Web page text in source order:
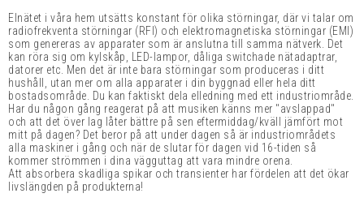
Elnätet i våra hem utsätts konstant för olika störningar, där vi talar om
radiofrekventa störningar (RFI) och elektromagnetiska störningar (EMI)
som genereras av apparater som är anslutna till samma nätverk. Det
kan röra sig om kylskåp, LED-lampor, dåliga switchade nätadaptrar,
datorer etc. Men det är inte bara störningar som produceras i ditt
hushåll, utan mer om alla apparater i din byggnad eller hela ditt
bostadsområde. Du kan faktiskt dela elledning med ett industriområde.
Har du någon gång reagerat på att musiken känns mer "avslappad"
och att det över lag låter bättre på sen eftermiddag/kväll jämfört mot
mitt på dagen? Det beror på att under dagen så är industriområdets
alla maskiner i gång och när de slutar för dagen vid 16-tiden så
kommer strömmen i dina vägguttag att vara mindre orena.
Att absorbera skadliga spikar och transienter har fördelen att det ökar
livslängden på produkterna!